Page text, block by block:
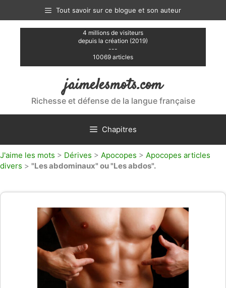
contenu
Tout savoir sur ce blogue et son auteur
4 millions de visiteurs
depuis la création (2019)
---
10069 articles
jaimelesmots.com
Richesse et défense de la langue française
Chapitres
J'aime les mots > Dérives > Apocopes > Apocopes articles
divers > "Les abdominaux" ou "Les abdos".